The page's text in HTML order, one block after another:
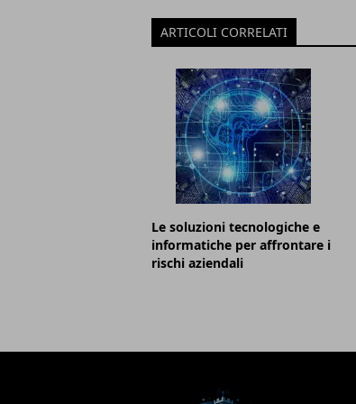
ARTICOLI CORRELATI
Le soluzioni tecnologiche e
informatiche per affrontare i
rischi aziendali